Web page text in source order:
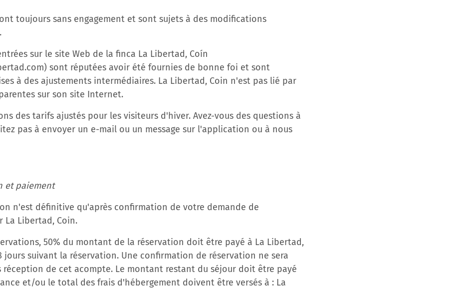
toujours sans engagement et sont sujets à des modifications
sur le site Web de la finca La Libertad, Coín
sont réputées avoir été fournies de bonne foi et sont
à des ajustements intermédiaires. La Libertad, Coin n'est pas lié par
sur son site Internet.
des tarifs ajustés pour les visiteurs d'hiver. Avez-vous des questions à
pas à envoyer un e-mail ou un message sur l'application ou à nous
et paiement
n'est définitive qu'après confirmation de votre demande de
La Libertad, Coin.
50% du montant de la réservation doit être payé à La Libertad,
jours suivant la réservation. Une confirmation de réservation ne sera
réception de cet acompte. Le montant restant du séjour doit être payé
et/ou le total des frais d'hébergement doivent être versés à : La